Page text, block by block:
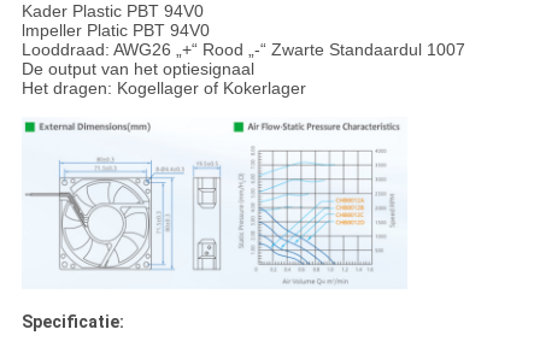
Kader Plastic PBT 94V0
lmpeller Platic PBT 94V0
Looddraad: AWG26 „+“ Rood „-“ Zwarte Standaardul 1007
De output van het optiesignaal
Het dragen: Kogellager of Kokerlager
Specificatie: